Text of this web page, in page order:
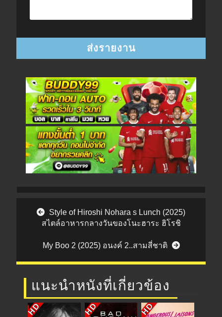
Post navigation
Style of Hiroshi Nohara s Lunch (2025)
สไตล์อาหารกลางวันของโนะฮาระ ฮิโรชิ
My Boo 2 (2025) อนงค์ 2..สามสี่ชาติ
แนะนำหนังที่เกี่ยวข้อง
HD HD HD